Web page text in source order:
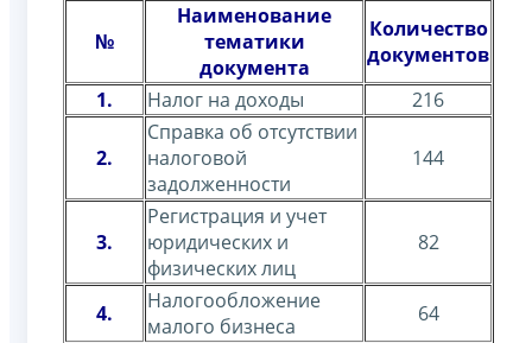
№
Наименование
тематики
документа
Количество
документов
1.
Налог на доходы 216
2.
Справка об отсутствии
налоговой
задолженности
144
3.
Регистрация и учет
юридических и
физических лиц
82
4.
Налогообложение
малого бизнеса
64